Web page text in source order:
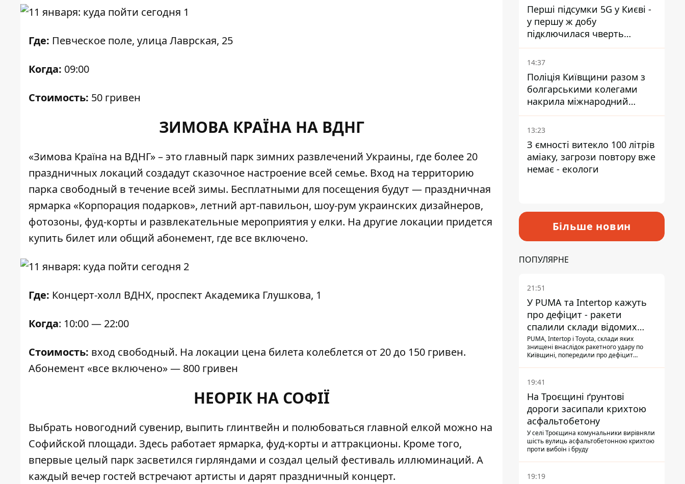
Где: Певческое поле, улица Лаврская, 25
Когда: 09:00
Стоимость: 50 гривен
ЗИМОВА КРАЇНА НА ВДНГ
«Зимова Країна на ВДНГ»– это главный парк зимних развлечений Украины, где более 20
праздничных локаций создадут сказочное настроение всей семье. Вход на территорию
парка свободный в течение всей зимы. Бесплатными для посещения будут — праздничная
ярмарка «Корпорация подарков», летний арт-павильон, шоу-рум украинских дизайнеров,
фотозоны, фуд-корты и развлекательные мероприятия у елки. На другие локации придется
купить билет или общий абонемент, где все включено.
Где: Концерт-холл ВДНХ, проспект Академика Глушкова, 1
Когда: 10:00 — 22:00
Стоимость: вход свободный. На локации цена билета колеблется от 20 до 150 гривен.
Абонемент «все включено» — 800 гривен
НЕОРІК НА СОФІЇ
Выбрать новогодний сувенир, выпить глинтвейн и полюбоваться главной елкой можно на
Софийской площади. Здесь работает ярмарка, фуд-корты и аттракционы. Кроме того,
впервые целый парк засветился гирляндами и создал целый фестиваль иллюминаций. А
каждый вечер гостей встречают артисты и дарят праздничный концерт.
Перші підсумки 5G у Києві -
у першу ж добу
підключилася чверть
мільйона абонентів
14:37
Поліція Київщини разом з
болгарськими колегами
накрила міжнародний
наркосиндикат
13:23
З ємності витекло 100 літрів
аміаку, загрози повтору вже
немає - екологи
Більше новин
ПОПУЛЯРНЕ
21:51
У PUMA та Intertop кажуть
про дефіцит - ракети
спалили склади відомих
брендів
PUMA, Intertop і Toyota, склади яких
знищені внаслідок ракетного удару по
Київщині, попередили про дефіцит
19:41
На Троєщині ґрунтові
дороги засипали крихтою
асфальтобетону
У селі Троєщина комунальники вирівняли
шість вулиць асфальтобетонною крихтою
проти вибоїн і бруду
19:19